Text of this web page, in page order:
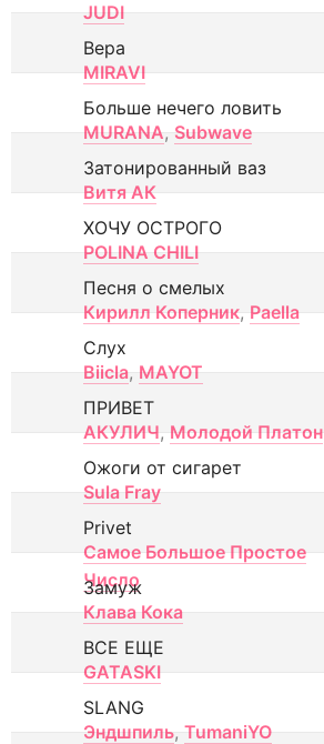
JUDI
Вера
MIRAVI
Больше нечего ловить
MURANA, Subwave
Затонированный ваз
Витя АК
ХОЧУ ОСТРОГО
POLINA CHILI
Песня о смелых
Кирилл Коперник, Paella
Слух
Biicla, MAYOT
ПРИВЕТ
АКУЛИЧ, Молодой Платон
Ожоги от сигарет
Sula Fray
Privet
Самое Большое Простое
Число
Замуж
Клава Кока
ВСЕ ЕЩЕ
GATASKI
SLANG
Эндшпиль, TumaniYO